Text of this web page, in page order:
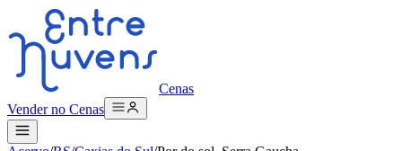
Cenas
Vender no Cenas